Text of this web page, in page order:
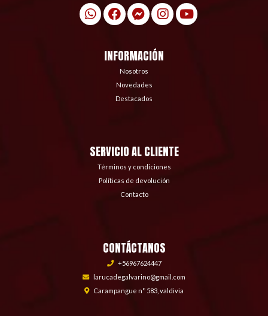
INFORMACIÓN
Nosotros
Novedades
Destacados
SERVICIO AL CLIENTE
Términos y condiciones
Políticas de devolución
Contacto
CONTÁCTANOS
+56967624447
larucadegalvarino@gmail.com
Carampangue n° 583, valdivia